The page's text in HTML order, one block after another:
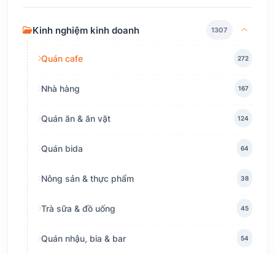
Kinh nghiệm kinh doanh 1307
Quán cafe 272
Nhà hàng 167
Quán ăn & ăn vặt 124
Quán bida 64
Nông sản & thực phẩm 38
Trà sữa & đồ uống 45
Quán nhậu, bia & bar 54